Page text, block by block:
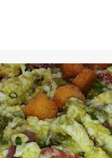
IDEAS CENA